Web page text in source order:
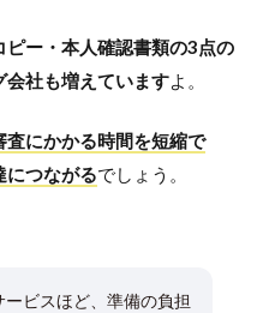
ピー・本人確認書類の3点の
会社も増えていますよ。
にかかる時間を短縮で
につながるでしょう。
ビスほど、準備の負担